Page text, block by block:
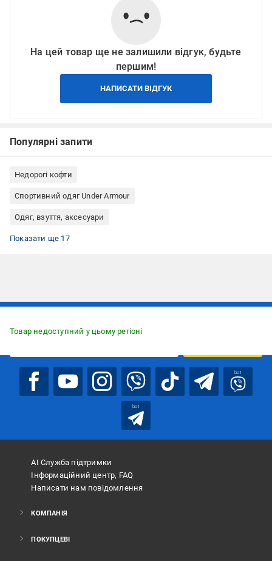
На цей товар ще не залишили відгук, будьте
першим!
НАПИСАТИ ВІДГУК
Популярні запити
Недорогі кофти
Спортивний одяг Under Armour
Одяг, взуття, аксесуари
Кофти чоловічі
Кофти Under Armour
Кофти з капюшоном
Спортивні кофти
Чоловічі спортивні кофти
Сині кофти
Кофти на блискавці
Спортивні кофти на блискавці
Кофти чоловічі з капюшоном
Джемпери
Чоловічі кофти на замку
Спортивні кофти на замку чоловічі
Джемпери чоловічі на блискавці
Чоловічі джемпери
Джемпери на блискавці
Кофти з довгими рукавами
Кофти розміру L
Показати ще 17
Товар недоступний у цьому регіоні
bot
bot
АІ Служба підтримки
Інформаційний центр, FAQ
Написати нам повідомлення
КОМПАНІЯ
ПОКУПЦЕВІ